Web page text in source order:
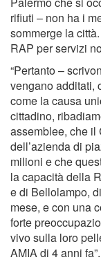
rifiuti – non ha i
sommerge la
RAP per servizi
“Pertanto –
vengano additati,
come la causa
cittadino,
assemblee, che il
dell’azienda di
milioni e che
la capacità della
e di Bellolampo,
mese, e con una
forte
vivo sulla loro
AMIA di 4 anni fa”.